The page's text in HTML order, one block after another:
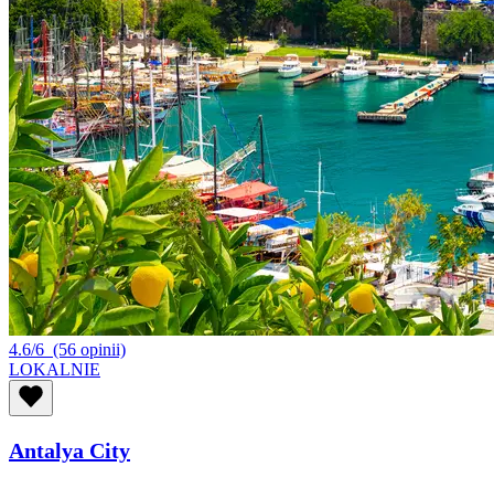
4.6/6 (56 opinii)
LOKALNIE
Antalya City